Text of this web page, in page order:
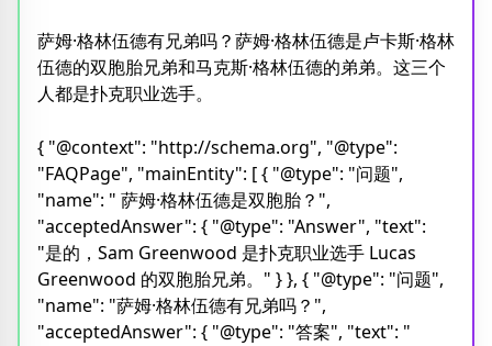
萨姆·格林伍德有兄弟吗？萨姆·格林伍德是卢卡斯·格林
伍德的双胞胎兄弟和马克斯·格林伍德的弟弟。这三个
人都是扑克职业选手。
{ "@context": "http://schema.org", "@type":
"FAQPage", "mainEntity": [ { "@type": "问题",
"name": " 萨姆·格林伍德是双胞胎？",
"acceptedAnswer": { "@type": "Answer", "text":
"是的，Sam Greenwood 是扑克职业选手 Lucas
Greenwood 的双胞胎兄弟。" } }, { "@type": "问题",
"name": "萨姆·格林伍德有兄弟吗？",
"acceptedAnswer": { "@type": "答案", "text": "